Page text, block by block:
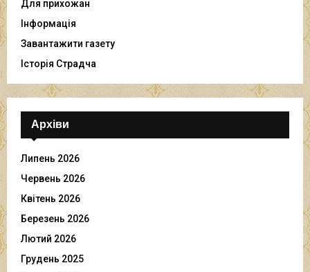
Для прихожан
Інформація
Завантажити газету
Історія Страдча
Архіви
Липень 2026
Червень 2026
Квітень 2026
Березень 2026
Лютий 2026
Грудень 2025